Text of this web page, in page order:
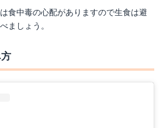
食中毒の心配がありますので生食は避
ましょう。